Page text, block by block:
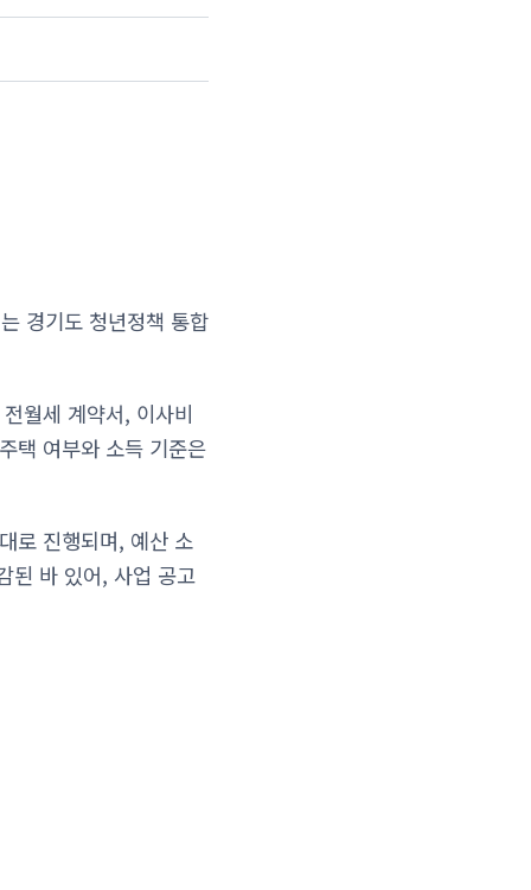
경기도 청년정책 통합
월세 계약서, 이사비
택 여부와 소득 기준은
로 진행되며, 예산 소
된 바 있어, 사업 공고